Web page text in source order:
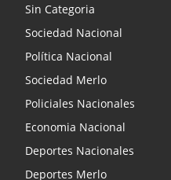
Sin Categoria
Sociedad Nacional
Política Nacional
Sociedad Merlo
Policiales Nacionales
Economia Nacional
Deportes Nacionales
Deportes Merlo